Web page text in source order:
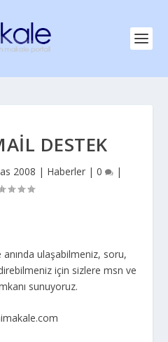
DESTEK
2008 | Haberler| 0 |
ulaşabilmeniz, soru,
için sizlere msn ve
sunuyoruz.